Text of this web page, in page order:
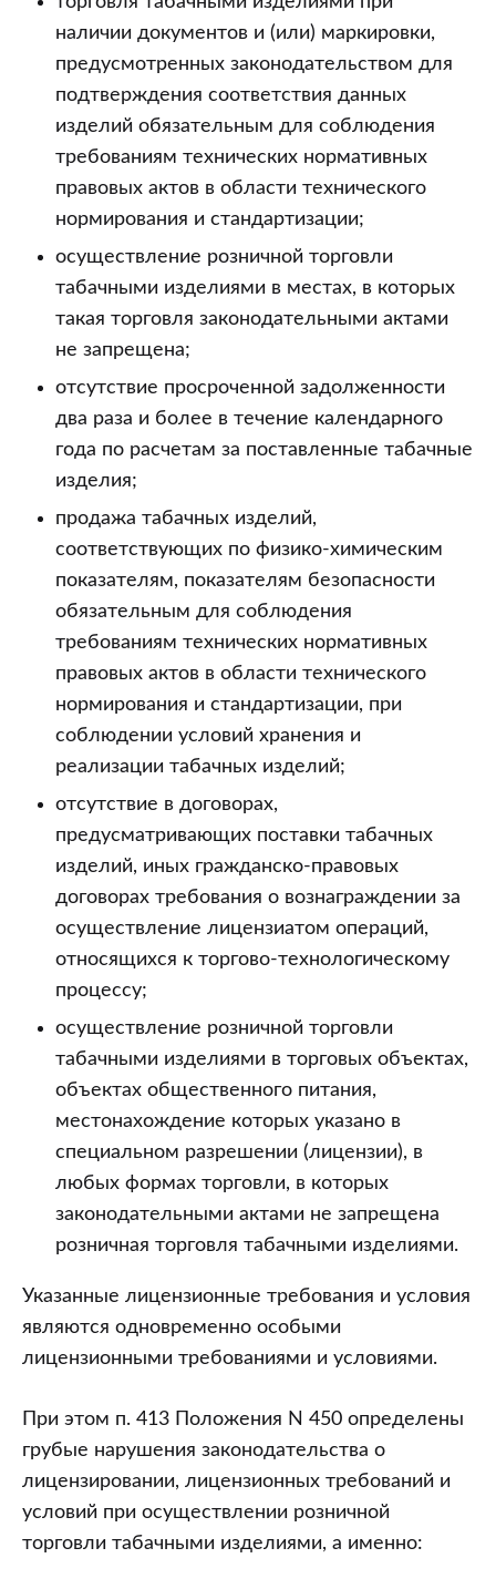
наличии документов и (или) маркировки,
предусмотренных законодательством для
подтверждения соответствия данных
изделий обязательным для соблюдения
требованиям технических нормативных
правовых актов в области технического
нормирования и стандартизации;
осуществление розничной торговли
табачными изделиями в местах, в которых
такая торговля законодательными актами
не запрещена;
отсутствие просроченной задолженности
два раза и более в течение календарного
года по расчетам за поставленные табачные
изделия;
продажа табачных изделий,
соответствующих по физико-химическим
показателям, показателям безопасности
обязательным для соблюдения
требованиям технических нормативных
правовых актов в области технического
нормирования и стандартизации, при
соблюдении условий хранения и
реализации табачных изделий;
отсутствие в договорах,
предусматривающих поставки табачных
изделий, иных гражданско-правовых
договорах требования о вознаграждении за
осуществление лицензиатом операций,
относящихся к торгово-технологическому
процессу;
осуществление розничной торговли
табачными изделиями в торговых объектах,
объектах общественного питания,
местонахождение которых указано в
специальном разрешении (лицензии), в
любых формах торговли, в которых
законодательными актами не запрещена
розничная торговля табачными изделиями.
Указанные лицензионные требования и условия
являются одновременно особыми
лицензионными требованиями и условиями.
При этом п. 413 Положения N 450 определены
грубые нарушения законодательства о
лицензировании, лицензионных требований и
условий при осуществлении розничной
торговли табачными изделиями, а именно: